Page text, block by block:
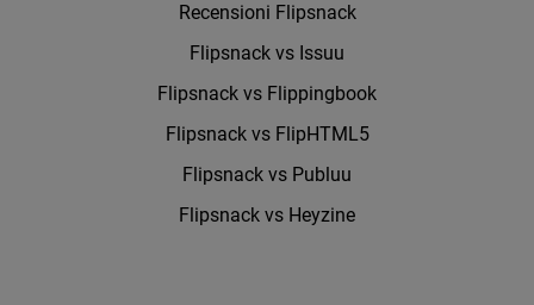
Recensioni Flipsnack
Flipsnack vs Issuu
Flipsnack vs Flippingbook
Flipsnack vs FlipHTML5
Flipsnack vs Publuu
Flipsnack vs Heyzine